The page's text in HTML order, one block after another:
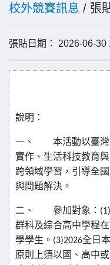
校外競賽訊息 / 張
張貼日期： 2026-06-
說明：
一、
本活動以臺
實作、生活科技教育
跨領域學習，引導全
與問題解決。
二、 參加對象： (1)
群科及綜合高中學程在
學學生。 (3)2026全日
原則上須以國、高中